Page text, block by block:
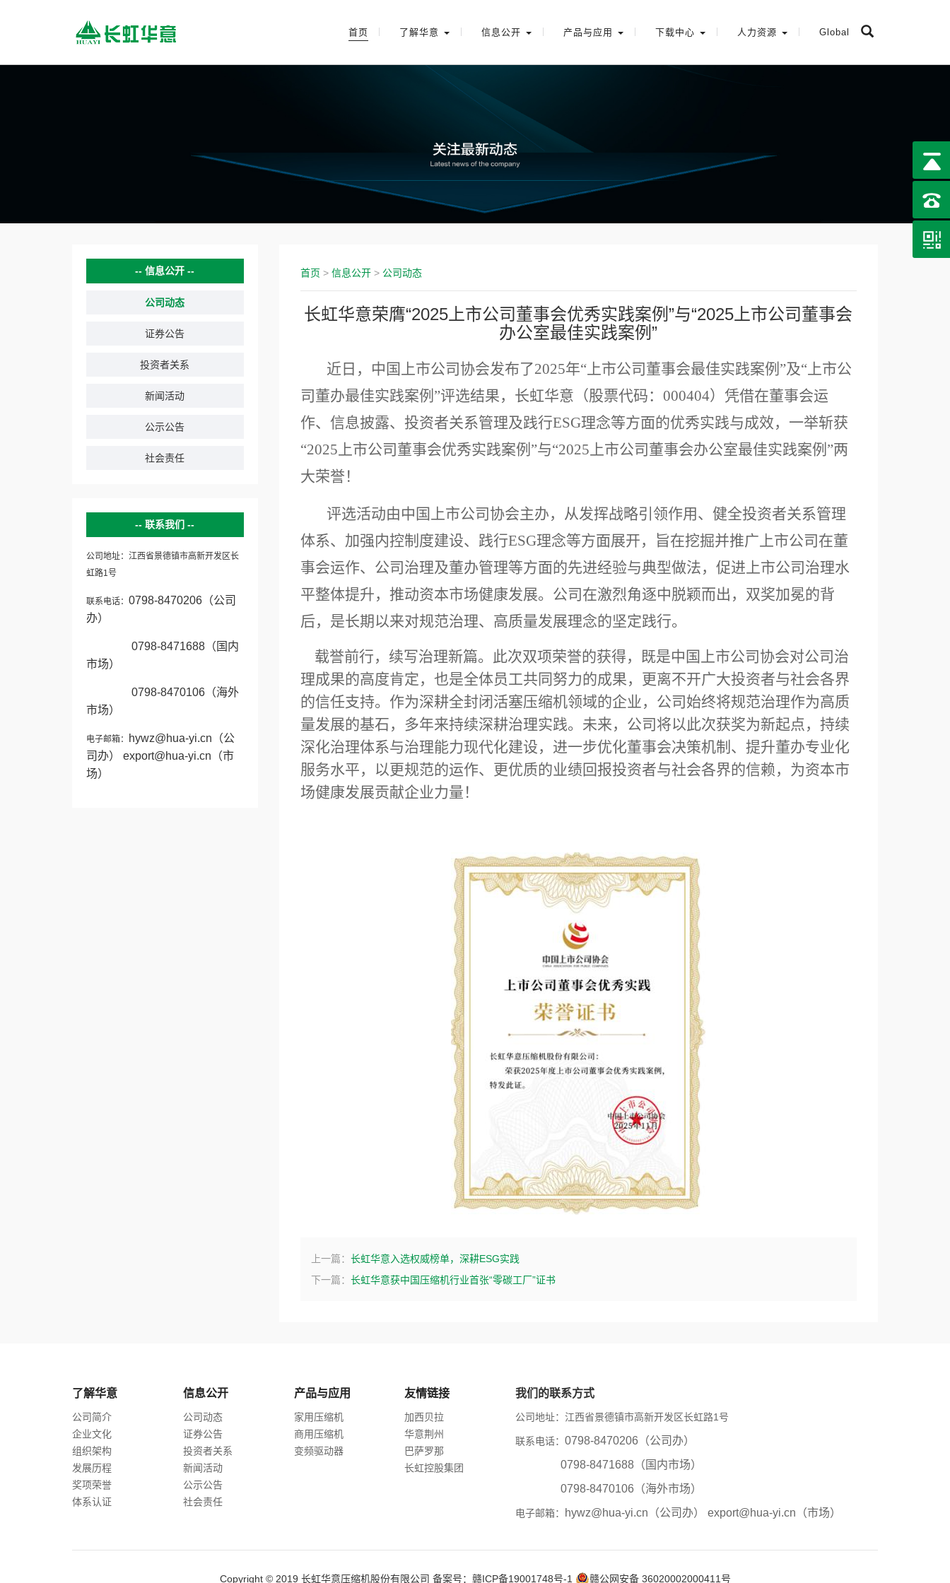
首页 了解华意 信息公开 产品与应用 下载中心 人力资源 Global
信息公开
公司动态
证券公告
投资者关系
新闻活动
公示公告
社会责任
联系我们
公司地址：江西省景德镇市高新开发区长
虹路1号
联系电话： 0798-8470206（公司
办）
0798-8471688（国内
市场）
0798-8470106 （海外
市场）
电子邮箱： hywz@hua-yi.cn （公
司办）
export@hua-yi.cn （市
场）
首页 > 信息公开> 公司动态
长虹华意荣膺“2025上市公司董事会优秀实践案例”与“2025上市公司董事会
办公室最佳实践案例”
近日，中国上市公司协会发布了2025年“上市公司董事会最佳实践案例”及“上市公
司董办最佳实践案例”评选结果，长虹华意（股票代码：000404）凭借在董事会运
作、信息披露、投资者关系管理及践行ESG理念等方面的优秀实践与成效，一举斩获
“2025上市公司董事会优秀实践案例”与“2025上市公司董事会办公室最佳实践案例”两
大荣誉！
评选活动由中国上市公司协会主办，从发挥战略引领作用、健全投资者关系管理
体系、加强内控制度建设、践行ESG理念等方面展开，旨在挖掘并推广上市公司在董
事会运作、公司治理及董办管理等方面的先进经验与典型做法，促进上市公司治理水
平整体提升，推动资本市场健康发展。公司在激烈角逐中脱颖而出，双奖加冕的背
后，是长期以来对规范治理、高质量发展理念的坚定践行。
载誉前行，续写治理新篇。此次双项荣誉的获得，既是中国上市公司协会对公司治
理成果的高度肯定，也是全体员工共同努力的成果，更离不开广大投资者与社会各界
的信任支持。作为深耕全封闭活塞压缩机领域的企业，公司始终将规范治理作为高质
量发展的基石，多年来持续深耕治理实践。未来，公司将以此次获奖为新起点，持续
深化治理体系与治理能力现代化建设，进一步优化董事会决策机制、提升董办专业化
服务水平，以更规范的运作、更优质的业绩回报投资者与社会各界的信赖，为资本市
场健康发展贡献企业力量！
上一篇： 长虹华意入选权威榜单，深耕ESG实践
下一篇： 长虹华意获中国压缩机行业首张“零碳工厂”证书
了解华意
公司简介
企业文化
组织架构
发展历程
奖项荣誉
体系认证
信息公开
公司动态
证券公告
投资者关系
新闻活动
公示公告
社会责任
产品与应用
家用压缩机
商用压缩机
变频驱动器
友情链接
加西贝拉
华意荆州
巴萨罗那
长虹控股集团
我们的联系方式
公司地址：江西省景德镇市高新开发区长虹路1号
联系电话： 0798-8470206（公司办）
0798-8471688（国内市场）
0798-8470106 （海外市场）
电子邮箱： hywz@hua-yi.cn （公司办） export@hua-yi.cn （市场）
Copyright © 2019 长虹华意压缩机股份有限公司 备案号：赣ICP备19001748号-1 赣公网安备 36020002000411号